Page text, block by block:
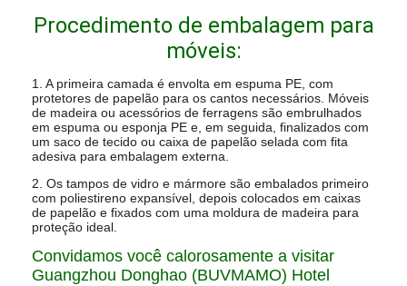
requintado, equipamentos de produção
avançados e capacidade de produzir mais de 1000
estrelashotelsuítemobília, garantimos capacidade
de produção de alto nível.
Processo de Produção
Cada produto passa por processamento
garantir que cada detalhe minucioso
atenda aos mais altos padrões do
cliente.